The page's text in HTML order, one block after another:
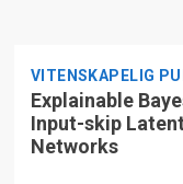
VITENSKAPELIG
Explainable
Input-skip
Networks